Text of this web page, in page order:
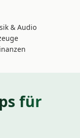
& Audio
für